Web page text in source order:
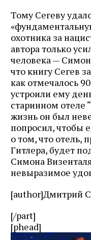
Тому Сегеву
охотника за
автора только
человека —
что книгу Сегев
как отмечалось
устроили ему
старинном отеле
жизнь он был
попросил, чтобы
о том, что отель,
Гитлера, будет
Симона
невыразимое
[author]Дмитрий
[/part]
[phead]